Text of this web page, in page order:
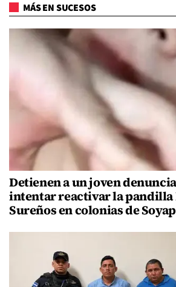
MÁS EN SUCESOS
Detienen a un joven
intentar reactivar la pandilla
Sureños en colonias de